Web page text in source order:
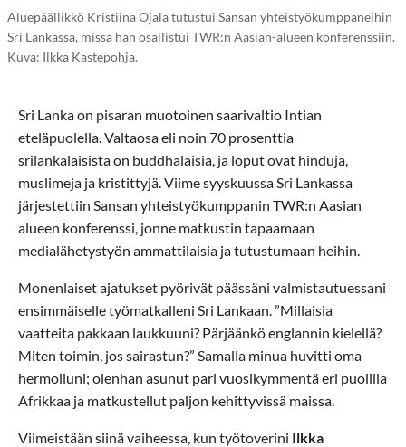
Aluepäällikkö Kristiina Ojala tutustui Sansan yhteistyökumppaneihin
Sri Lankassa, missä hän osallistui TWR:n Aasian-alueen konferenssiin.
Kuva: Ilkka Kastepohja.
Sri Lanka on pisaran muotoinen saarivaltio Intian
eteläpuolella. Valtaosa eli noin 70 prosenttia
srilankalaisista on buddhalaisia, ja loput ovat hinduja,
muslimeja ja kristittyjä. Viime syyskuussa Sri Lankassa
järjestettiin Sansan yhteistyökumppanin TWR:n Aasian
alueen konferenssi, jonne matkustin tapaamaan
medialähetystyön ammattilaisia ja tutustumaan heihin.
Monenlaiset ajatukset pyörivät päässäni valmistautuessani
ensimmäiselle työmatkalleni Sri Lankaan. ”Millaisia
vaatteita pakkaan laukkuuni? Pärjäänkö englannin kielellä?
Miten toimin, jos sairastun?” Samalla minua huvitti oma
hermoiluni; olenhan asunut pari vuosikymmentä eri puolilla
Afrikkaa ja matkustellut paljon kehittyvissä maissa.
Viimeistään siinä vaiheessa, kun työtoverini Ilkka